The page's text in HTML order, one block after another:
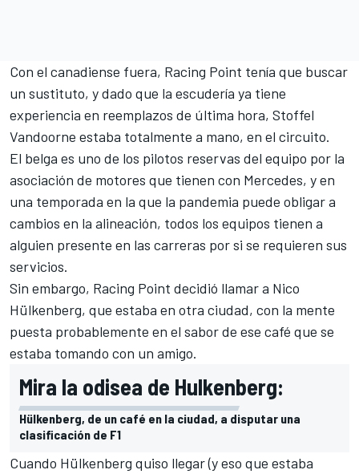
Con el canadiense fuera, Racing Point tenía que buscar
un sustituto, y dado que la escudería ya tiene
experiencia en reemplazos de última hora, Stoffel
Vandoorne estaba totalmente a mano, en el circuito.
El belga es uno de los pilotos reservas del equipo por la
asociación de motores que tienen con Mercedes, y en
una temporada en la que la pandemia puede obligar a
cambios en la alineación, todos los equipos tienen a
alguien presente en las carreras por si se requieren sus
servicios.
Sin embargo, Racing Point decidió llamar a Nico
Hülkenberg, que estaba en otra ciudad, con la mente
puesta probablemente en el sabor de ese café que se
estaba tomando con un amigo.
Mira la odisea de Hulkenberg:
Hülkenberg, de un café en la ciudad, a disputar una
clasificación de F1
Cuando Hülkenberg quiso llegar (y eso que estaba